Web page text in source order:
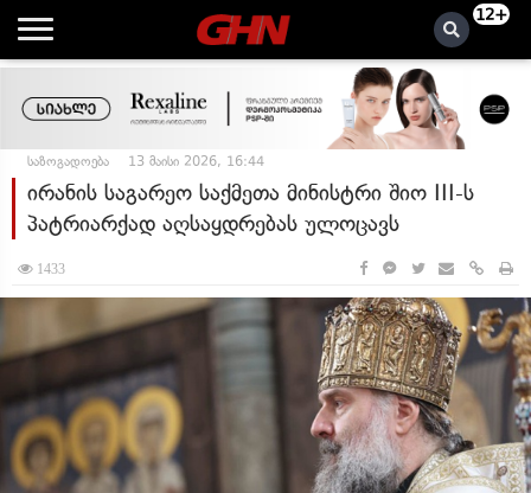
12+
საზოგადოება 13 მაისი 2026, 16:44
ირანის საგარეო საქმეთა მინისტრი შიო III-ს
პატრიარქად აღსაყდრებას ულოცავს
1433